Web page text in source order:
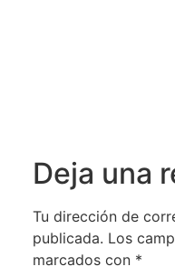
Deja una
Tu dirección de
publicada. Los
marcados con *